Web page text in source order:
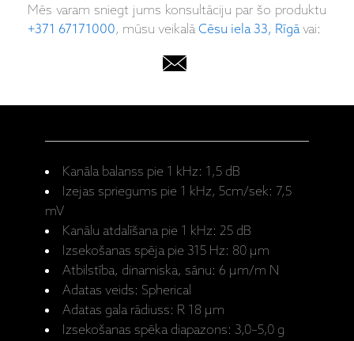
Mēs varam sniegt jums konsultāciju par šo produktu
+371 67171000, mūsu veikalāCēsu iela 33, Rīgāvai:
Kanāla balanss pie 1 kHz: 1,5 dB
Izejas spriegums pie 1 kHz, 5cm/sek: 7,5
mV
Kanālu atdalīšana pie 1 kHz: 25 dB
Izsekošanas spēja pie 315 Hz: 80 μm
Atbilstība, dinamiska, sānu: 6 μm/m N
Adatas veids: Spherical
Adatas gala rādiuss: R 18 μm
Izsekošanas spēka diapazons: 3,0–5,0 g